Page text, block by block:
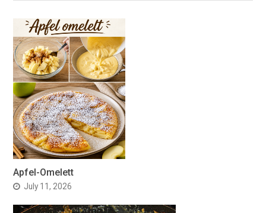
Apfel-Omelett
July 11, 2026